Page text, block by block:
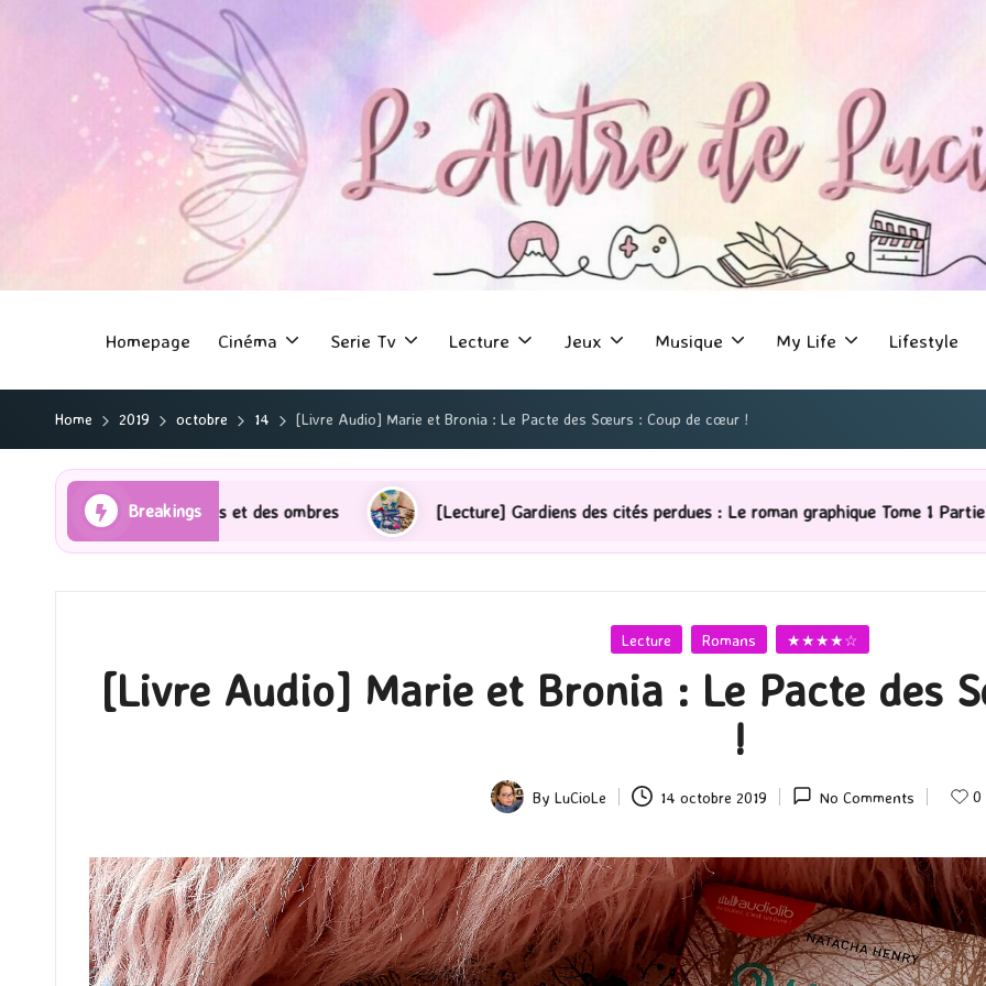
Homepage Cinéma Serie Tv Lecture Jeux Musique My Life Lifestyle
Home 2019 octobre 14 [Livre Audio] Marie et Bronia : Le Pacte des Sœurs : Coup de cœur !
Breakings
et des ombres [Lecture] Gardiens des cités perdues : Le roman graphique Tome 1 Partie 2 [Série TV]
Posted
Lecture Romans ★★★★☆
[Livre Audio] Marie et Bronia : Le Pacte des
!
Posted
ByLuCioLe 14 octobre 2019 No Comments 0